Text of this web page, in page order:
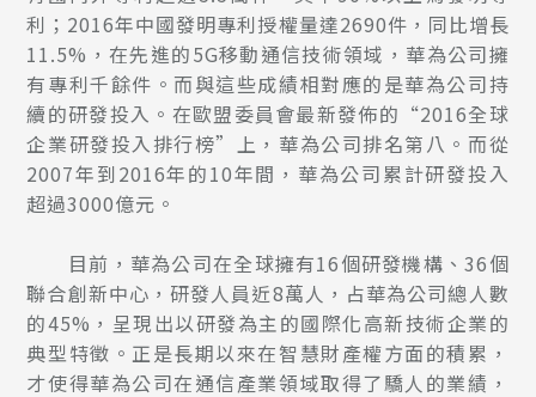
利；2016年中國發明專利授權量達2690件，同比增長
11.5%，在先進的5G移動通信技術領域，華為公司擁
有專利千餘件。而與這些成績相對應的是華為公司持
續的研發投入。在歐盟委員會最新發佈的“2016全球
企業研發投入排行榜”上，華為公司排名第八。而從
2007年到2016年的10年間，華為公司累計研發投入
超過3000億元。
目前，華為公司在全球擁有16個研發機構、36個
聯合創新中心，研發人員近8萬人，占華為公司總人數
的45%，呈現出以研發為主的國際化高新技術企業的
典型特徵。正是長期以來在智慧財產權方面的積累，
才使得華為公司在通信產業領域取得了驕人的業績，